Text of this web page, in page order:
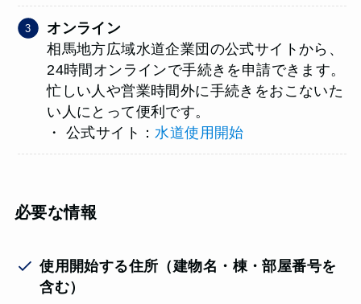
オンライン
相馬地方広域水道企業団の公式サイトから、
24時間オンラインで手続きを申請できます。
忙しい人や営業時間外に手続きをおこないた
い人にとって便利です。
・ 公式サイト： 水道使用開始
必要な情報
使用開始する住所（建物名・棟・部屋番号を
含む）